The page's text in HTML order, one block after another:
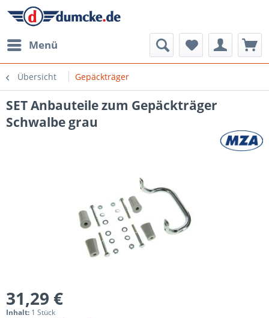
Menü
Übersicht Gepäckträger
SET Anbauteile zum Gepäckträger
Schwalbe grau
31,29 €
Inhalt: 1 Stück